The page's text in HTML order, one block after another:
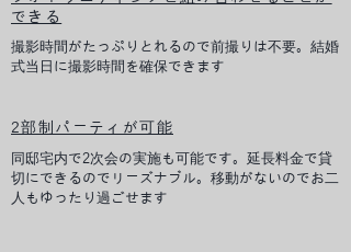
できる
撮影時間がたっぷりとれるので前撮りは不要。結婚
式当日に撮影時間を確保できます
2部制パーティが可能
同邸宅内で2次会の実施も可能です。延長料金で貸
切にできるのでリーズナブル。移動がないのでお二
人もゆったり過ごせます